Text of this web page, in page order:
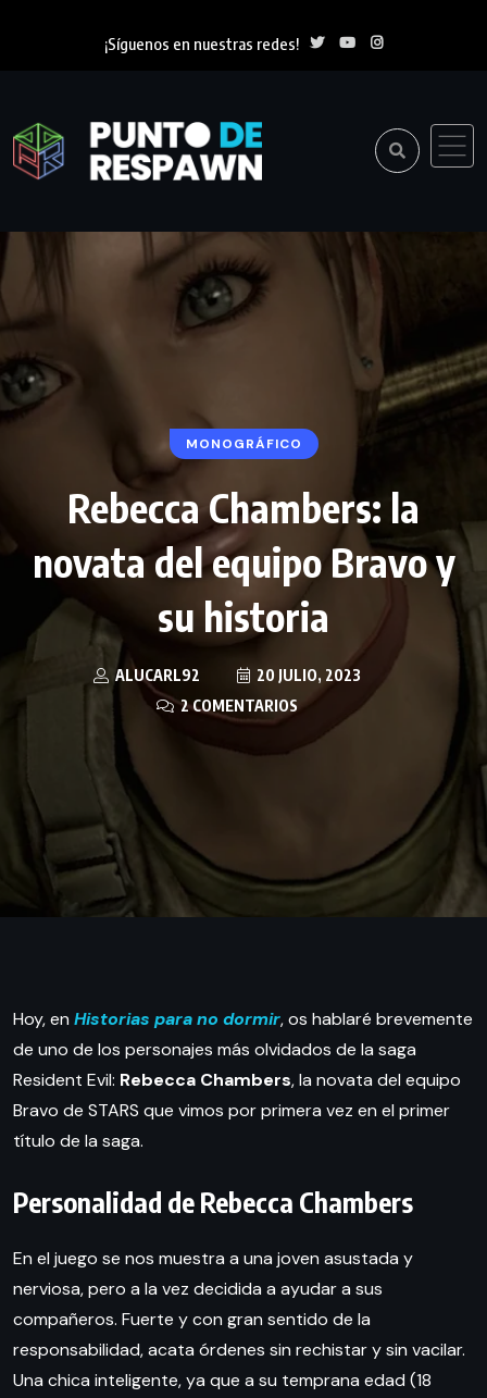
¡Síguenos en nuestras redes!
MONOGRÁFICO
Rebecca Chambers: la
novata del equipo Bravo y
su historia
ALUCARL92
20 JULIO, 2023
2 COMENTARIOS
Hoy, en Historias para no dormir, os hablaré brevemente
de uno de los personajes más olvidados de la saga
Resident Evil: Rebecca Chambers, la novata del equipo
Bravo de STARS que vimos por primera vez en el primer
título de la saga.
Personalidad de Rebecca Chambers
En el juego se nos muestra a una joven asustada y
nerviosa, pero a la vez decidida a ayudar a sus
compañeros. Fuerte y con gran sentido de la
responsabilidad, acata órdenes sin rechistar y sin vacilar.
Una chica inteligente, ya que a su temprana edad (18